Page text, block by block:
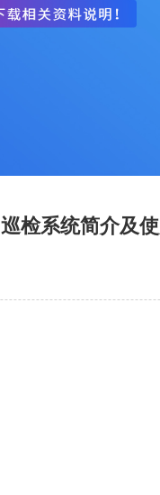
巡检系统简介及